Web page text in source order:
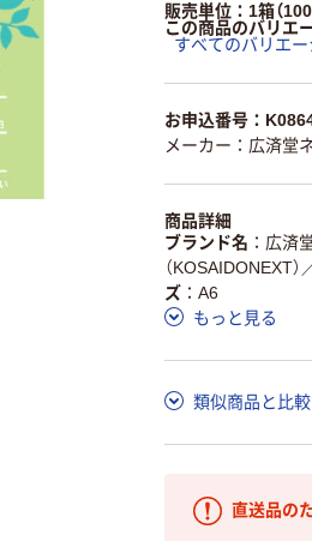
販売単位：1箱（
この商品のバリエ
すべてのバリエ
お申込番号：
メーカー：広済堂
商品詳細
ブランド名
広済
（KOSAIDONEXT）
ズ
A6
もっと見る
類似商品と比
直送品の